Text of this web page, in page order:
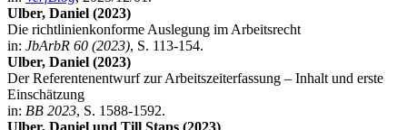
Ulber, Daniel (2023)
Die richtlinienkonforme Auslegung im Arbeitsrecht
in: JbArbR 60 (2023), S. 113-154.
Ulber, Daniel (2023)
Der Referentenentwurf zur Arbeitszeiterfassung – Inhalt und erste
Einschätzung
in: BB 2023, S. 1588-1592.
Ulber, Daniel und Till Staps (2023)